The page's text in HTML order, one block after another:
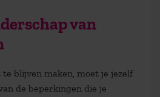
van
blijven maken, moet je jezelf
de beperkingen die je